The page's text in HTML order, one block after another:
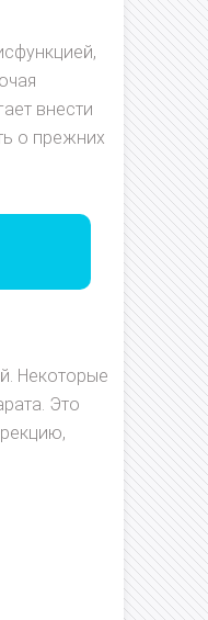
внести
о прежних
Некоторые
Это